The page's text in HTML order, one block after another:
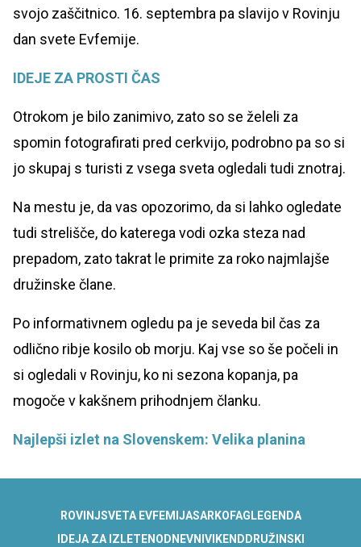
svojo zaščitnico. 16. septembra pa slavijo v Rovinju
dan svete Evfemije.
IDEJE ZA PROSTI ČAS
Otrokom je bilo zanimivo, zato so se želeli za
spomin fotografirati pred cerkvijo, podrobno pa so si
jo skupaj s turisti z vsega sveta ogledali tudi znotraj.
Na mestu je, da vas opozorimo, da si lahko ogledate
tudi strelišče, do katerega vodi ozka steza nad
prepadom, zato takrat le primite za roko najmlajše
družinske člane.
Po informativnem ogledu pa je seveda bil čas za
odlično ribje kosilo ob morju. Kaj vse so še počeli in
si ogledali v Rovinju, ko ni sezona kopanja, pa
mogoče v kakšnem prihodnjem članku.
Najlepši izlet na Slovenskem: Velika planina
ROVINJSVETA EVFEMIJASARKOFAG LEGENDA
IDEJA ZA IZLET ENODNEVNI VIKEND DRUŽINSKI